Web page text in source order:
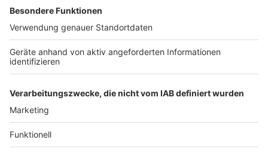
Schneematsch und rutschige Straßen im Kreis
Umweltaktivisten planen Aktion im Kerpener
"Sündenwäldchen
Kölner Zoll: Drogen in Chilli-Dosen und Metallteil
Anzeige